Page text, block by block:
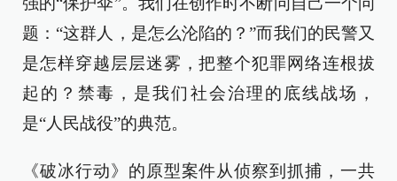
题：“这群人，是怎么沦陷的？”而我们的民警又
是怎样穿越层层迷雾，把整个犯罪网络连根拔
起的？禁毒，是我们社会治理的底线战场，
是“人民战役”的典范。
《破冰行动》的原型案件从侦察到抓捕，一共